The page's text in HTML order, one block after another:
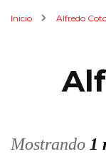
Inicio Alfredo
Mostrando 1